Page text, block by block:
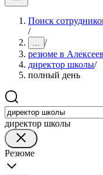
Поиск
/
... /
резюме в
директор школы/
полный день
директор школы
Резюме